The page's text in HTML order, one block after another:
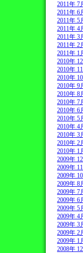
2011年 7
2011年 6
2011年 5
2011年 4
2011年 3
2011年 2
2011年 1
2010年
2010年
2010年
2010年 9
2010年 8
2010年 7
2010年 6
2010年 5
2010年 4
2010年 3
2010年 2
2010年 1
2009年
2009年
2009年
2009年 8
2009年 7
2009年 6
2009年 5
2009年 4
2009年 3
2009年 2
2009年 1
2008年